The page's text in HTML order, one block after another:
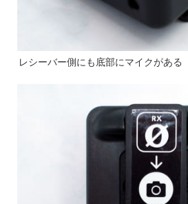
レシーバー側にも底部にマイクがある